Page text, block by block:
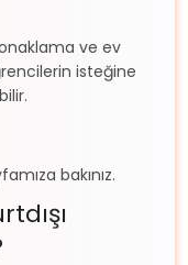
ve ev
isteğine
bakınız.